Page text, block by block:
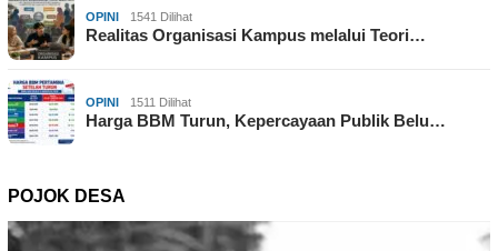
OPINI 1541 Dilihat
Realitas Organisasi Kampus melalui Teori…
OPINI 1511 Dilihat
Harga BBM Turun, Kepercayaan Publik Belu…
POJOK DESA